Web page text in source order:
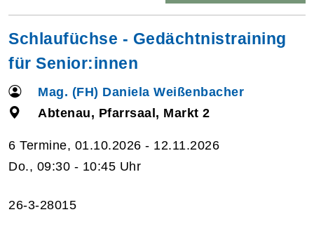
Schlaufüchse - Gedächtnistraining
für Senior:innen
Mag. (FH) Daniela Weißenbacher
Abtenau, Pfarrsaal, Markt 2
6 Termine, 01.10.2026 - 12.11.2026
Do., 09:30 - 10:45 Uhr
26-3-28015